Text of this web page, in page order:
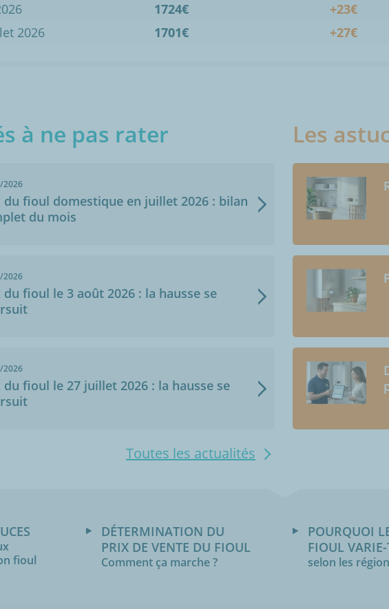
1724€
+23€
2026
1701€ +27€
à ne pas rater
2026
du fioul domestique en juillet 2026 : bilan
du mois
2026
du fioul le 3 août 2026 : la hausse se
2026
du fioul le 27 juillet 2026 : la hausse se
Toutes les actualités
Les
fioul
DÉTERMINATION DU
PRIX DE VENTE DU FIOUL
Comment ça marche ?
POURQUOI
FIOUL
selon les